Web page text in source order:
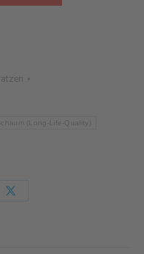
(Long-Life-Quality)
Share